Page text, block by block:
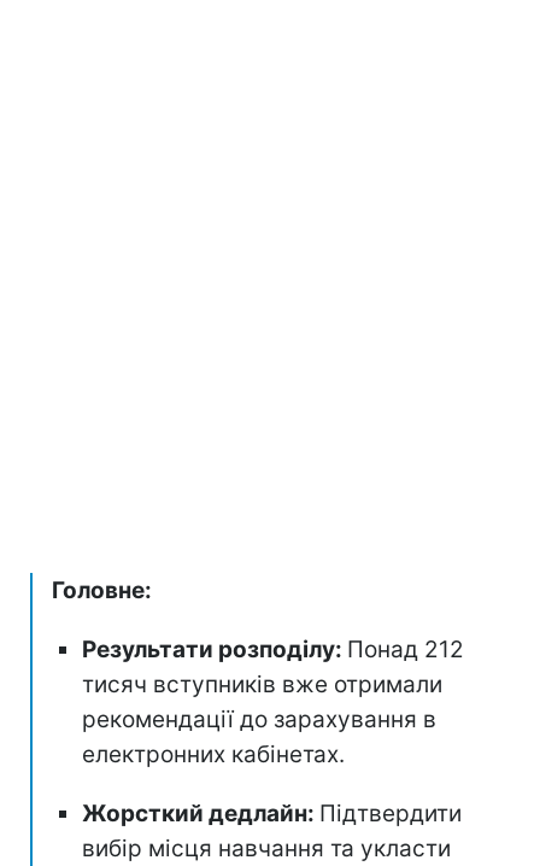
Головне:
Результати розподілу: Понад 212
тисяч вступників вже отримали
рекомендації до зарахування в
електронних кабінетах.
Жорсткий дедлайн: Підтвердити
вибір місця навчання та укласти